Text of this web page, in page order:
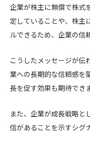
企業が株主に無償で株式
定していることや、株主
ルできるため、企業の信
こうしたメッセージが伝
業への長期的な信頼感を
長を促す効果も期待でき
また、企業が成長戦略と
信があることを示すシグ